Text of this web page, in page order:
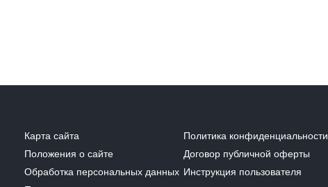
Карта сайта
Политика конфиденциальности
Положения о сайте
Договор публичной оферты
Обработка персональных данных Инструкция пользователя